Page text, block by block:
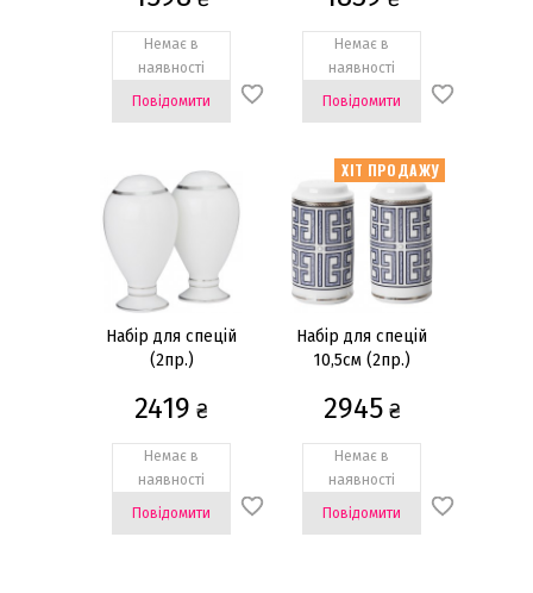
Так (13)
Немає в
наявності
Повідомити
Немає в
наявності
Повідомити
Набір для спецій
(2пр.)
2419 ₴
Немає в
наявності
Повідомити
ХІТ ПРОДАЖУ
Набір для спецій
10,5см (2пр.)
2945₴
Немає в
наявності
Повідомити